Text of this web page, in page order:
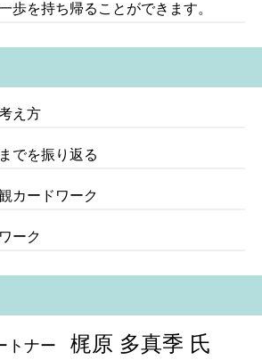
歩を持ち帰ることができます。
え方
でを振り返る
カードワーク
ーク
トナー 梶原 多真季 氏